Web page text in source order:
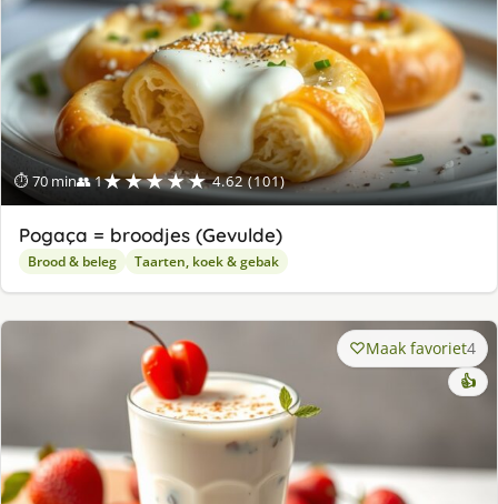
⏱ 70 min👥 1★★★★★ 4.62 (101)
Pogaça = broodjes (Gevulde)
Brood & beleg Taarten, koek & gebak
Maak favoriet4
👍